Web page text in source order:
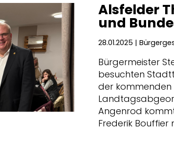
Alsfelder
und
28.01.2025 |
Bürgermeister
besuchten
der kommenden
Angenrod
Frederik Bouffier